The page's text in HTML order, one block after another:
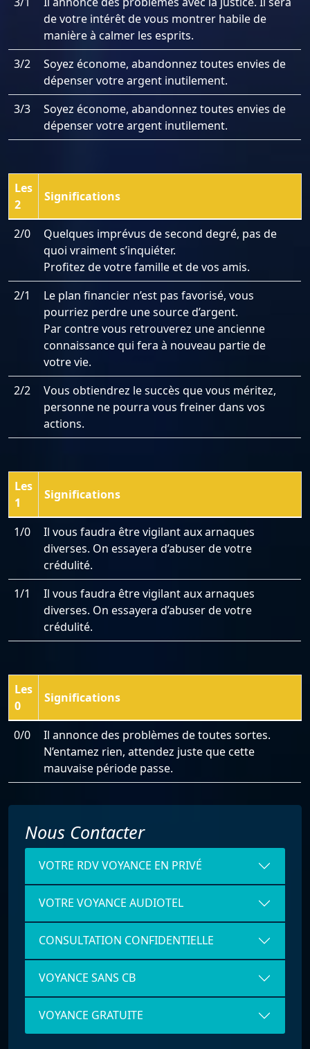
de votre intérêt de vous montrer habile de
manière à calmer les esprits.
3/2
Soyez économe, abandonnez toutes envies de
dépenser votre argent inutilement.
3/3
Soyez économe, abandonnez toutes envies de
dépenser votre argent inutilement.
Les
2
Significations
2/0
Quelques imprévus de second degré, pas de
quoi vraiment s’inquiéter.
Profitez de votre famille et de vos amis.
2/1
Le plan financier n’est pas favorisé, vous
pourriez perdre une source d’argent.
Par contre vous retrouverez une ancienne
connaissance qui fera à nouveau partie de
votre vie.
2/2
Vous obtiendrez le succès que vous méritez,
personne ne pourra vous freiner dans vos
actions.
Les
1
Significations
1/0
Il vous faudra être vigilant aux arnaques
diverses. On essayera d’abuser de votre
crédulité.
1/1
Il vous faudra être vigilant aux arnaques
diverses. On essayera d’abuser de votre
crédulité.
Les
0
Significations
0/0
Il annonce des problèmes de toutes sortes.
N’entamez rien, attendez juste que cette
mauvaise période passe.
Nous Contacter
VOTRE RDV VOYANCE EN PRIVÉ
VOTRE VOYANCE AUDIOTEL
CONSULTATION CONFIDENTIELLE
VOYANCE SANS CB
VOYANCE GRATUITE